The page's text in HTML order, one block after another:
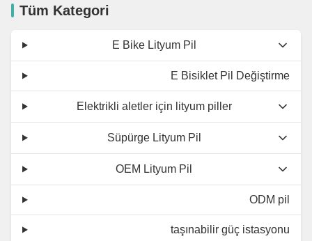
Tüm Kategori
E Bike Lityum Pil
E Bisiklet Pil Değiştirme
Elektrikli aletler için lityum piller
Süpürge Lityum Pil
OEM Lityum Pil
ODM pil
taşınabilir güç istasyonu